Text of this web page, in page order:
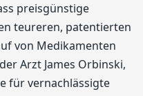
preisgünstige
teureren, patentierten
von Medikamenten
Arzt James Orbinski,
für vernachlässigte